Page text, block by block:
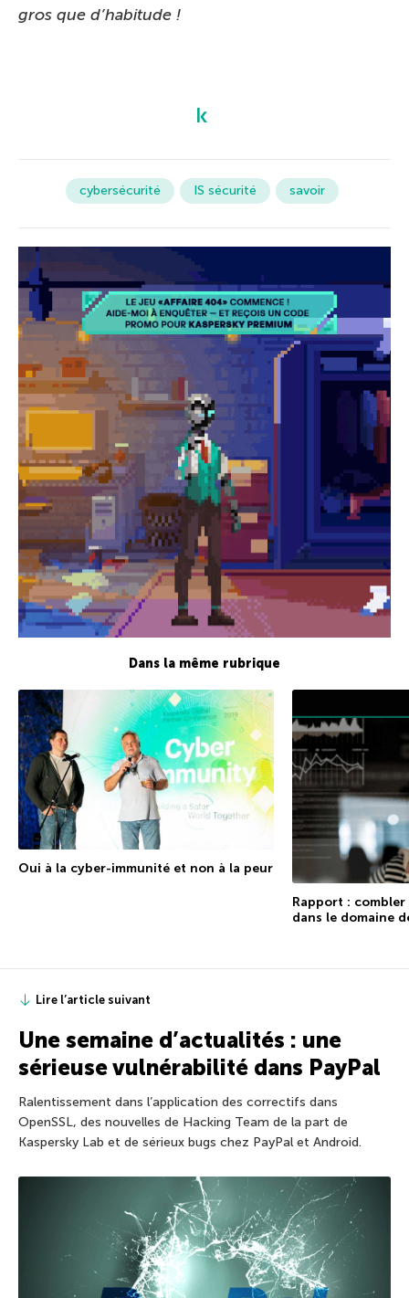
gros que d’habitude !
cybersécurité IS sécurité savoir
Dans la même rubrique
Oui à la cyber-immunité et non à la peur
Rapport : combler
dans le domaine
Lire l’article suivant
Une semaine d’actualités : une
sérieuse vulnérabilité dans PayPal
Ralentissement dans l’application des correctifs dans
OpenSSL, des nouvelles de Hacking Team de la part de
Kaspersky Lab et de sérieux bugs chez PayPal et Android.